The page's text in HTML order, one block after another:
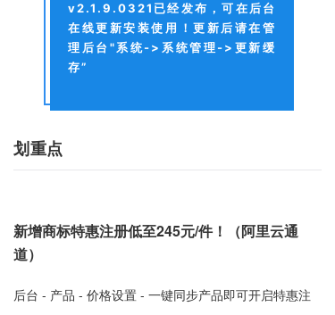
v2.1.9.0321已经发布，可在后台
在线更新安装使用！更新后请在管
理后台"系统->系统管理->更新缓
存”
划重点
新增商标特惠注册低至245元/件！（阿里云通
道）
后台 - 产品 - 价格设置 - 一键同步产品即可开启特惠注